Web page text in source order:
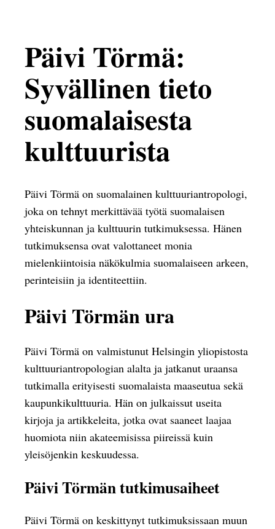
Päivi Törmä:
Syvällinen tieto
suomalaisesta
kulttuurista
Päivi Törmä on suomalainen kulttuuriantropologi,
joka on tehnyt merkittävää työtä suomalaisen
yhteiskunnan ja kulttuurin tutkimuksessa. Hänen
tutkimuksensa ovat valottaneet monia
mielenkiintoisia näkökulmia suomalaiseen arkeen,
perinteisiin ja identiteettiin.
Päivi Törmän ura
Päivi Törmä on valmistunut Helsingin yliopistosta
kulttuuriantropologian alalta ja jatkanut uraansa
tutkimalla erityisesti suomalaista maaseutua sekä
kaupunkikulttuuria. Hän on julkaissut useita
kirjoja ja artikkeleita, jotka ovat saaneet laajaa
huomiota niin akateemisissa piireissä kuin
yleisöjenkin keskuudessa.
Päivi Törmän tutkimusaiheet
Päivi Törmä on keskittynyt tutkimuksissaan muun